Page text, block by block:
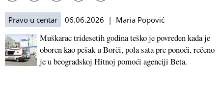
Pravo u centar 06.06.2026 | Maria Popović
Muškarac tridesetih godina teško je povređen kada je
oboren kao pešak u Borči, pola sata pre ponoći, rečeno
je u beogradskoj Hitnoj pomoći agenciji Beta.